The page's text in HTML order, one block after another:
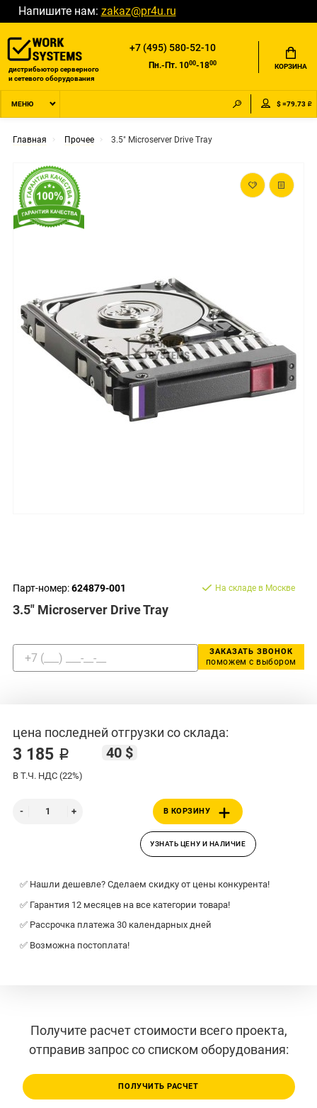
Напишите нам: zakaz@pr4u.ru
дистрибьютор серверного
и сетевого оборудования
+7 (495) 580-52-10
Пн.-Пт. 1000-1800 КОРЗИНА
МЕНЮ $ =79.73 ₽
Главная Прочее 3.5" Microserver Drive Tray
Парт-номер:624879-001
3.5" Microserver Drive Tray
На складе в Москве
ЗАКАЗАТЬ ЗВОНОК
поможем с выбором
цена последней отгрузки со склада:
3 185 ₽ 40 $
В Т.Ч. НДС (22%)
В КОРЗИНУ
УЗНАТЬ ЦЕНУ И НАЛИЧИЕ
✅ Нашли дешевле? Сделаем скидку от цены конкурента!
✅ Гарантия 12 месяцев на все категории товара!
✅ Рассрочка платежа 30 календарных дней
✅ Возможна постоплата!
Получите расчет стоимости всего проекта,
отправив запрос со списком оборудования:
ПОЛУЧИТЬ РАСЧЕТ